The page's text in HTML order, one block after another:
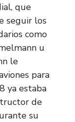
que
seguir los
como
u
le
para
ya estaba
de
su